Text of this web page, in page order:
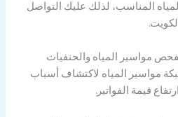
المناسب، لذلك عليك التواصل
مواسير المياه والحنفيات
مواسير المياه لاكتشاف أسباب
قيمة الفواتير.